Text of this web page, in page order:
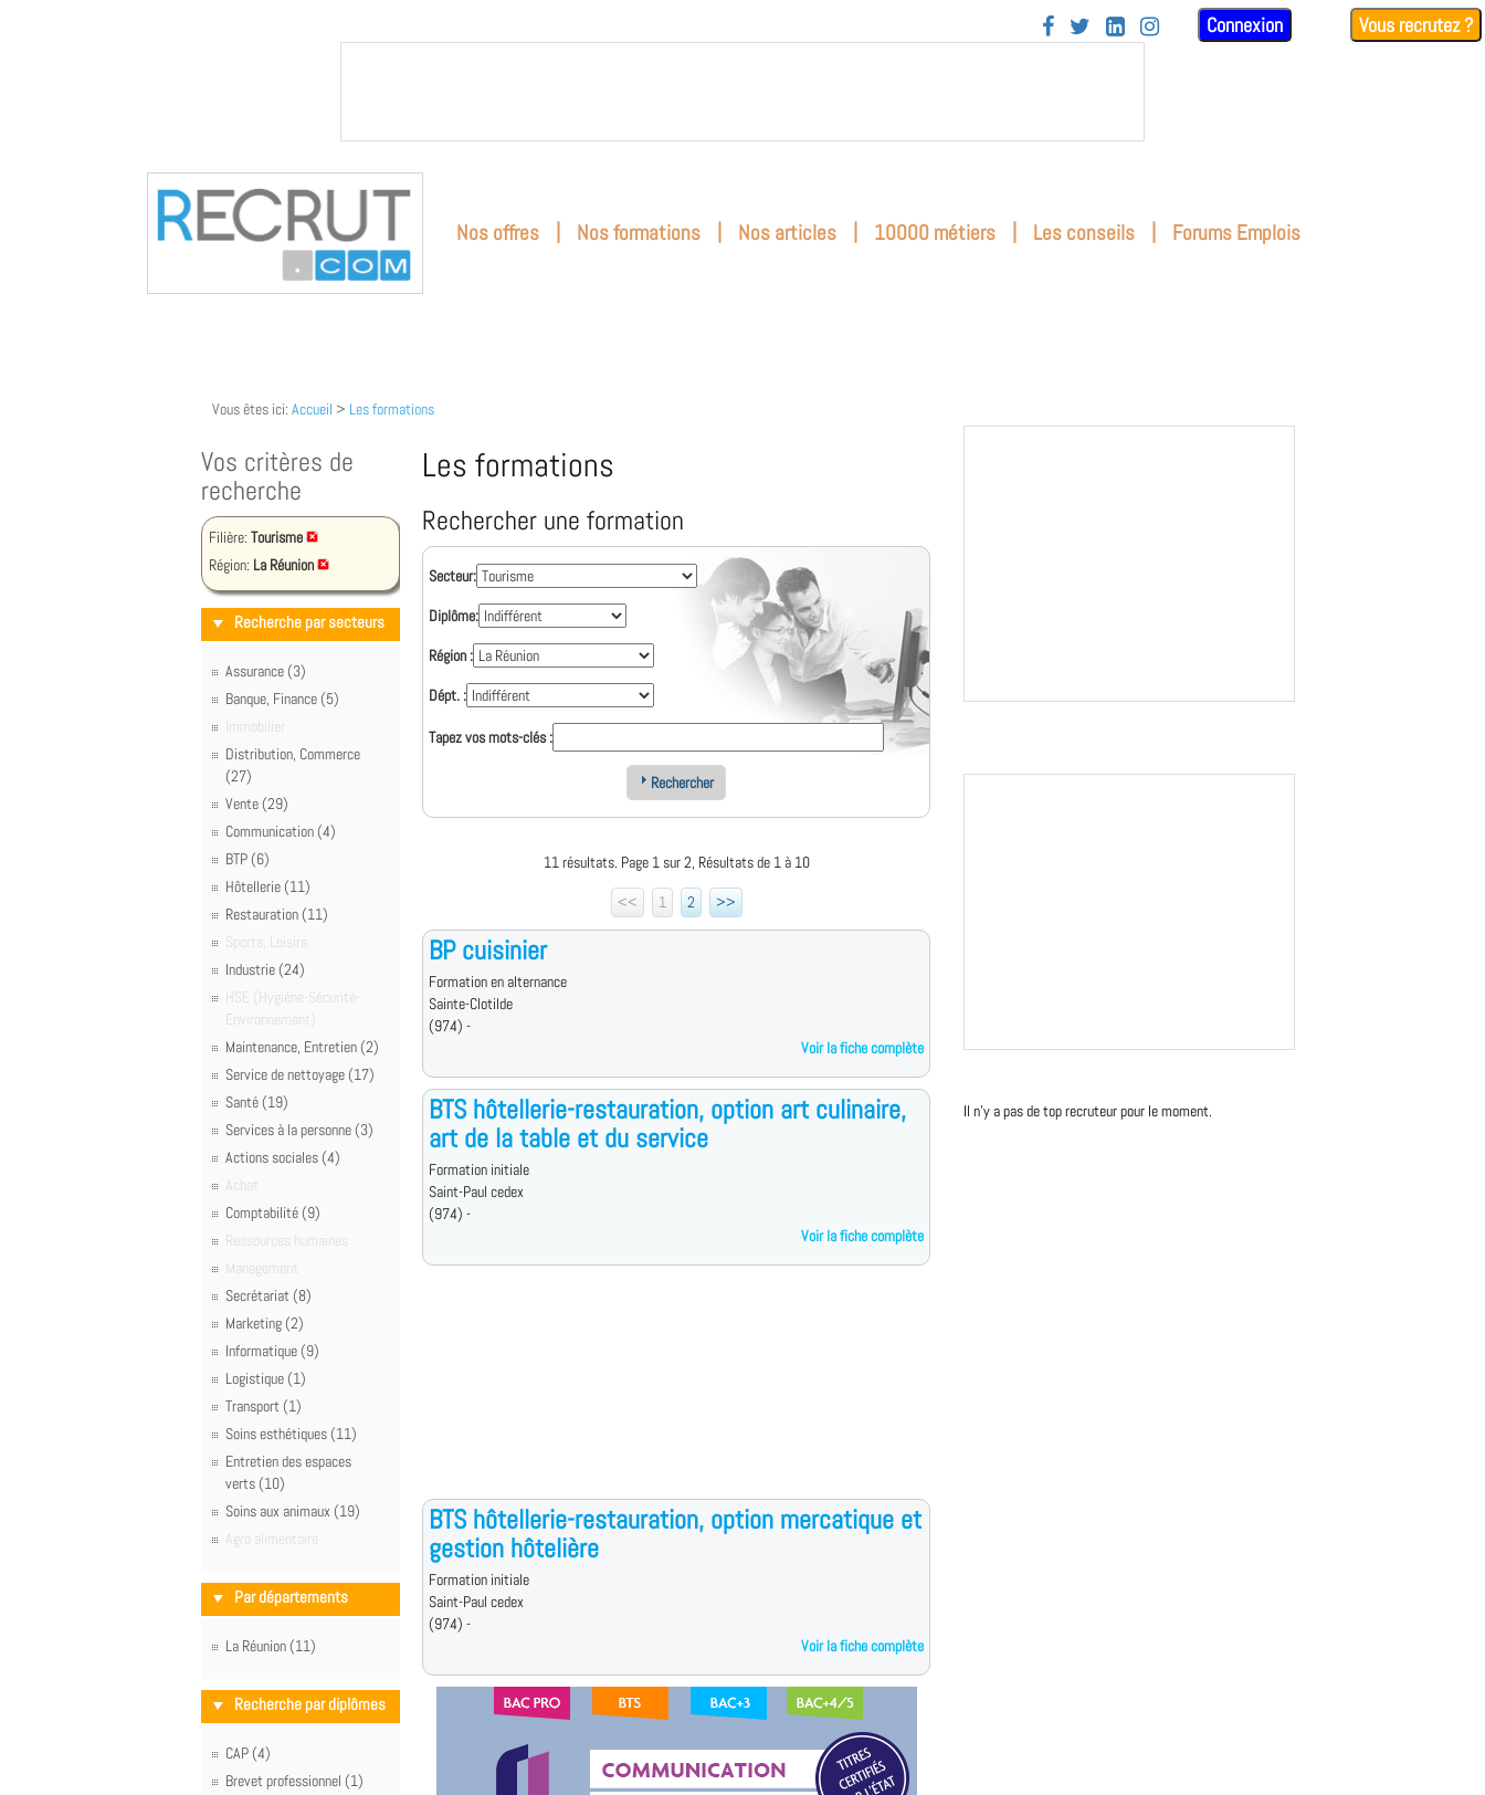
    Connexion Vous recrutez ?
Nos offres | Nos formations | Nos articles | 10000 métiers | Les conseils | Forums Emplois
Vous êtes ici: Accueil > Les formations
Vos critères de
recherche
Filière: Tourisme
Région: La Réunion
Recherche par secteurs
Assurance (3)
Banque, Finance (5)
Immobilier
Distribution, Commerce
(27)
Vente (29)
Communication (4)
BTP (6)
Hôtellerie (11)
Restauration (11)
Sports, Loisirs
Industrie (24)
HSE (Hygiène-Sécurité-
Environnement)
Maintenance, Entretien (2)
Service de nettoyage (17)
Santé (19)
Services à la personne (3)
Actions sociales (4)
Achat
Comptabilité (9)
Ressources humaines
Management
Secrétariat (8)
Marketing (2)
Informatique (9)
Logistique (1)
Transport (1)
Soins esthétiques (11)
Entretien des espaces
verts (10)
Soins aux animaux (19)
Agro alimentaire
Par départements
La Réunion (11)
Recherche par diplômes
CAP (4)
Brevet professionnel (1)
Les formations
Rechercher une formation
Secteur:
Diplôme:
Région :
Dépt. :
Tapez vos mots-clés :
Rechercher
11 résultats. Page 1 sur 2, Résultats de 1 à 10
<<
1 2 >>
BP cuisinier
Formation en alternance
Sainte-Clotilde
(974) -
Voir la fiche complète
BTS hôtellerie-restauration, option art culinaire,
art de la table et du service
Formation initiale
Saint-Paul cedex
(974) -
Voir la fiche complète
BTS hôtellerie-restauration, option mercatique et
gestion hôtelière
Formation initiale
Saint-Paul cedex
(974) -
Voir la fiche complète
Il n'y a pas de top recruteur pour le moment.